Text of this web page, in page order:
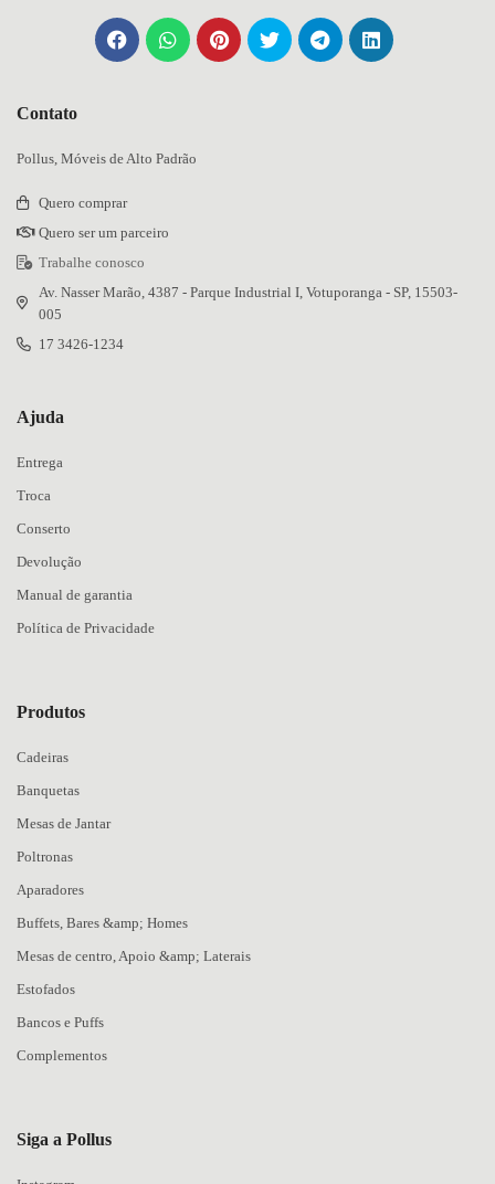
Contato
Pollus, Móveis de Alto Padrão
Quero comprar
Quero ser um parceiro
Trabalhe conosco
Av. Nasser Marão, 4387 - Parque Industrial I, Votuporanga - SP, 15503-
005
17 3426-1234
Ajuda
Entrega
Troca
Conserto
Devolução
Manual de garantia
Política de Privacidade
Produtos
Cadeiras
Banquetas
Mesas de Jantar
Poltronas
Aparadores
Buffets, Bares &amp; Homes
Mesas de centro, Apoio &amp; Laterais
Estofados
Bancos e Puffs
Complementos
Siga a Pollus